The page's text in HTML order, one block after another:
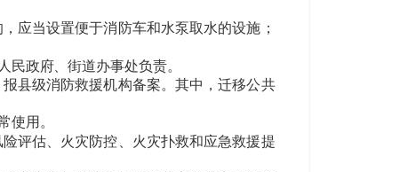
应当设置便于消防车和水泵取水的设施；
政府、街道办事处负责。
县级消防救援机构备案。其中，迁移公共
使用。
评估、火灾防控、火灾扑救和应急救援提